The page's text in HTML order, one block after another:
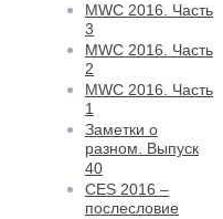
MWC 2016. Часть
3
MWC 2016. Часть
2
MWC 2016. Часть
1
Заметки о
разном. Выпуск
40
CES 2016 –
послесловие